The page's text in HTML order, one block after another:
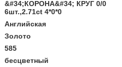
&#34;КОРОНА&#34; КРУГ 0/0
6шт.,2.71ct 4*0*0
Английская
Золото
585
бесцветный